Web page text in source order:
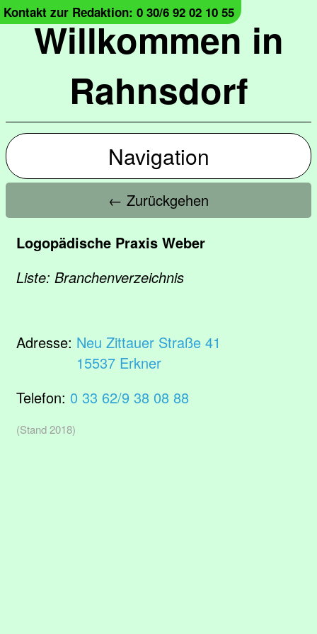
Willkommen in
Rahnsdorf
Kontakt zur Redaktion: 0 30/6 92 02 10 55
Navigation
← Zurückgehen
Logopädische Praxis Weber
Liste: Branchenverzeichnis
Adresse: Neu Zittauer Straße 41
15537 Erkner
Telefon: 0 33 62/9 38 08 88
(Stand 2018)